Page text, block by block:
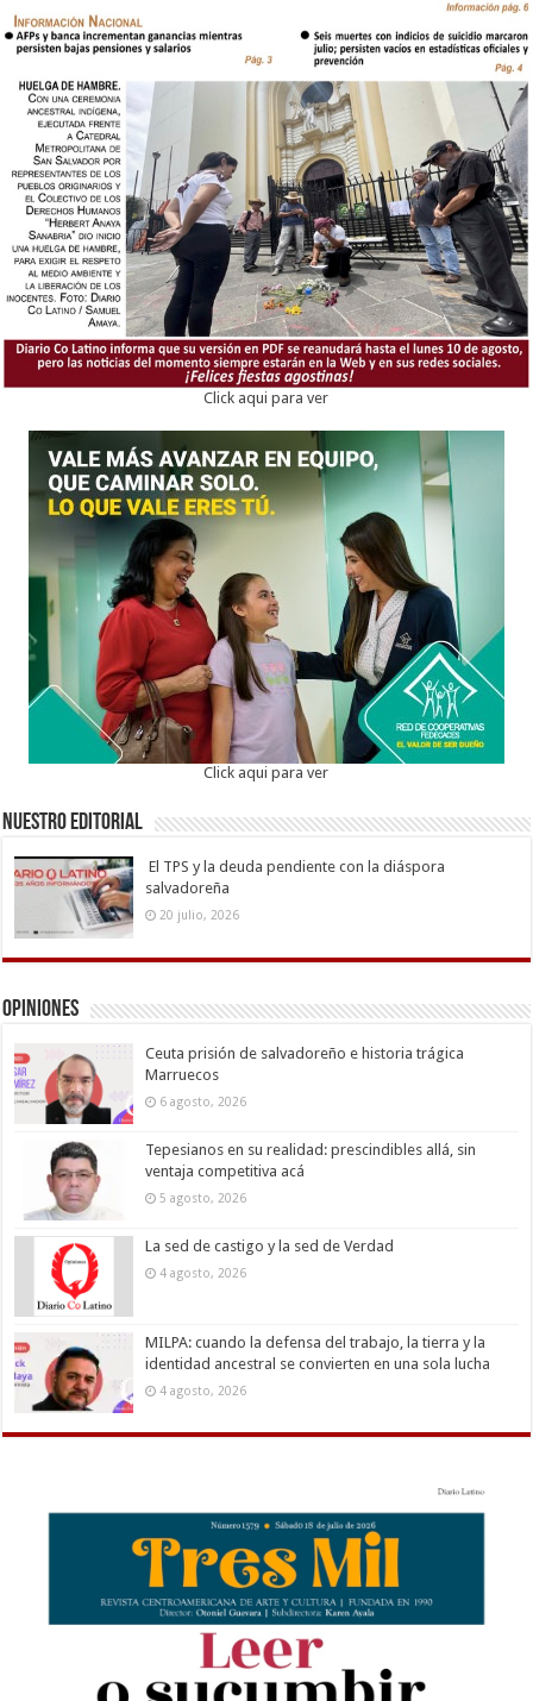
Click aqui para ver
Click aqui para ver
Nuestro Editorial
El TPS y la deuda pendiente con la diáspora
salvadoreña
20 julio, 2026
Opiniones
Ceuta prisión de salvadoreño e historia trágica
Marruecos
6 agosto, 2026
Tepesianos en su realidad: prescindibles allá, sin
ventaja competitiva acá
5 agosto, 2026
La sed de castigo y la sed de Verdad
4 agosto, 2026
MILPA: cuando la defensa del trabajo, la tierra y la
identidad ancestral se convierten en una sola lucha
4 agosto, 2026